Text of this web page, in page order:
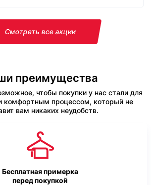
Смотреть все акции
преимущества
чтобы покупки у нас стали для
комфортным процессом, который не
вам никаких неудобств.
Бесплатная примерка
перед покупкой